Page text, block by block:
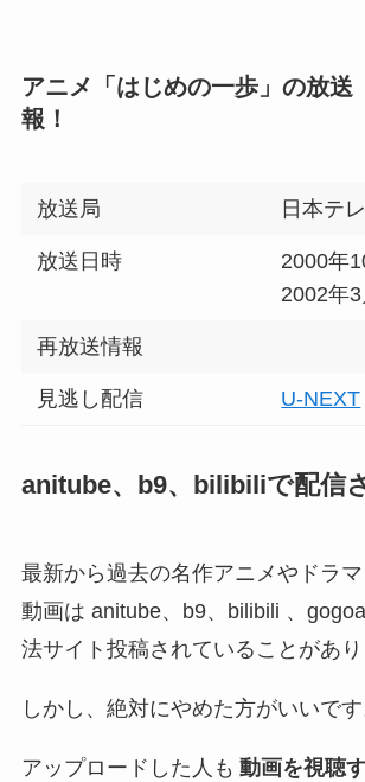
アニメ「はじめの一歩」の放送
報！
放送局 日本テ
放送日時
2000年
2002年
再放送情報
見逃し配信 U-NEXT
anitube、b9、bilibiliで配信
最新から過去の名作アニメやドラ
動画は anitube、b9、bilibili 、
法サイト投稿されていることがあり
しかし、絶対にやめた方がいいです
アップロードした人も 動画を視聴